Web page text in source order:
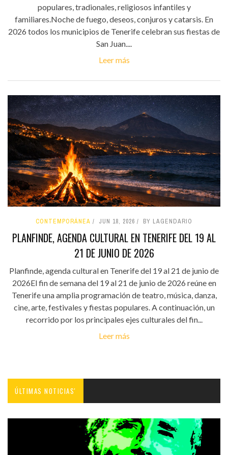
populares, tradionales, religiosos infantiles y
familiares.Noche de fuego, deseos, conjuros y catarsis. En
2026 todos los municipios de Tenerife celebran sus fiestas de
San Juan....
Leer más
CONTEMPORÁNEA JUN 18, 2026 BY LAGENDARIO
PLANFINDE, AGENDA CULTURAL EN TENERIFE DEL 19 AL
21 DE JUNIO DE 2026
Planfinde, agenda cultural en Tenerife del 19 al 21 de junio de
2026El fin de semana del 19 al 21 de junio de 2026 reúne en
Tenerife una amplia programación de teatro, música, danza,
cine, arte, festivales y fiestas populares. A continuación, un
recorrido por los principales ejes culturales del fin...
Leer más
ÚLTIMAS NOTICIAS'